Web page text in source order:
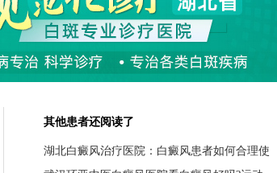
其他患者还阅读了
湖北白癜风治疗医院：白癜风患者如何合理使